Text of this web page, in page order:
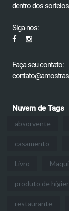
dentro dos
Siga-nos:
Faça seu contato:
Nuvem de Tags
absorvente
casamento
Livro
produto de
restaurante